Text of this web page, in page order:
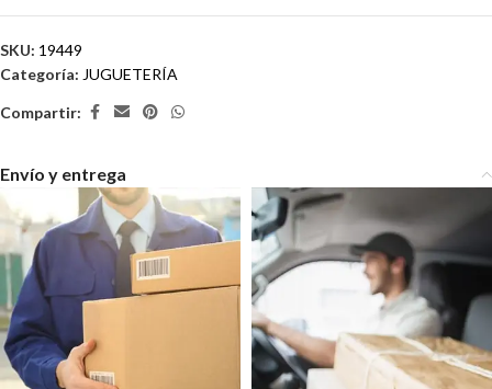
SKU: 19449
Categoría: JUGUETERÍA
Compartir:
Envío y entrega